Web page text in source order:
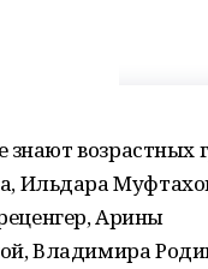
знают возрастных
Ильдара
Арины
Владимира